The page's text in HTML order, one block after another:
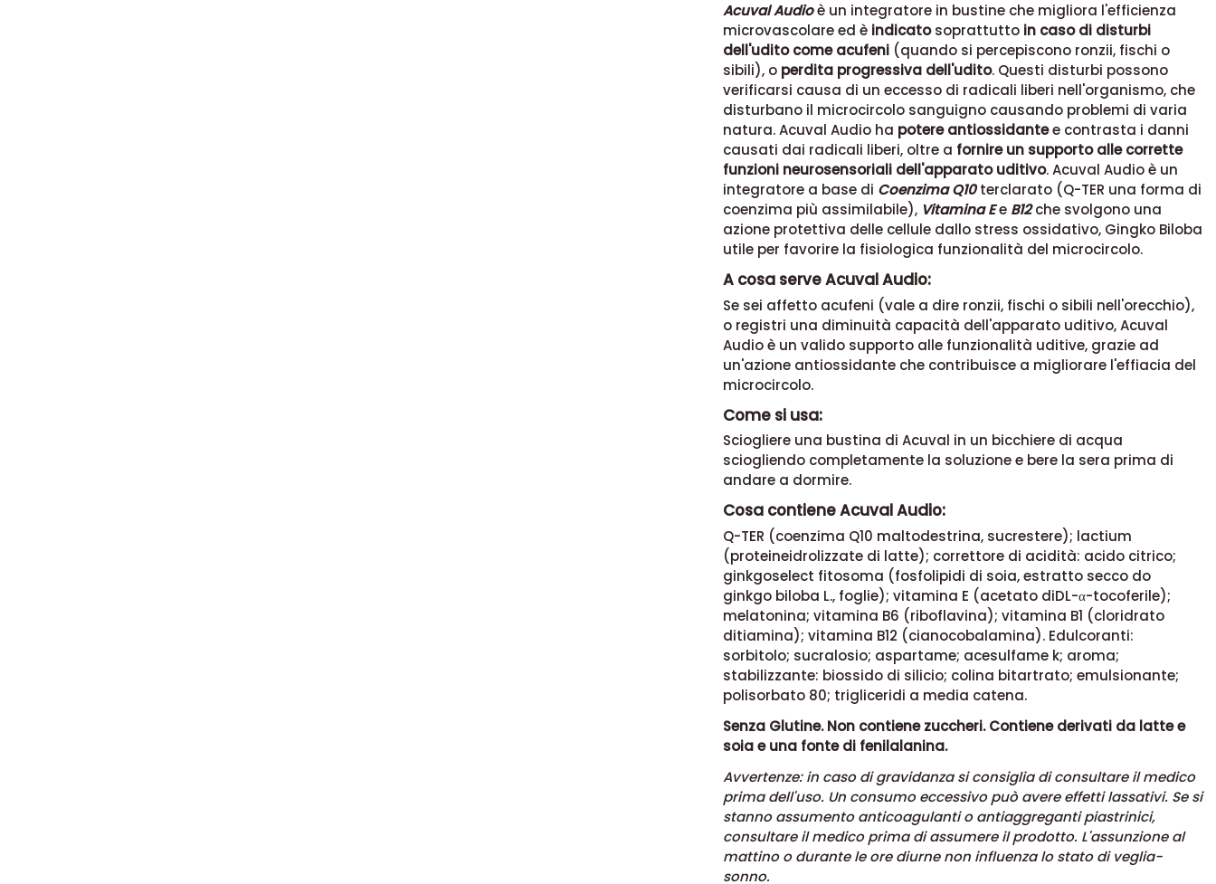
Acuval Audioè un integratore in bustine che migliora l'efficienza
microvascolare ed èindicatosoprattutto in caso di disturbi
dell'udito come acufeni(quando si percepiscono ronzii, fischi o
sibili), o perdita progressiva dell'udito. Questi disturbi possono
verificarsi causa di un eccesso di radicali liberi nell'organismo, che
disturbano il microcircolo sanguigno causando problemi di varia
natura. Acuval Audio ha potere antiossidantee contrasta i danni
causati dai radicali liberi, oltre a fornire un supporto alle corrette
funzioni neurosensoriali dell'apparato uditivo. Acuval Audio è un
integratore a base di Coenzima Q10terclarato (Q-TER una forma di
coenzima più assimilabile), Vitamina Ee B12che svolgono una
azione protettiva delle cellule dallo stress ossidativo, Gingko Biloba
utile per favorire la fisiologica funzionalità del microcircolo.
A cosa serve Acuval Audio:
Se sei affetto acufeni (vale a dire ronzii, fischi o sibili nell'orecchio),
o registri una diminuità capacità dell'apparato uditivo, Acuval
Audio è un valido supporto alle funzionalità uditive, grazie ad
un'azione antiossidante che contribuisce a migliorare l'effiacia del
microcircolo.
Come si usa:
Sciogliere una bustina di Acuval in un bicchiere di acqua
sciogliendo completamente la soluzione e bere la sera prima di
andare a dormire.
Cosa contiene Acuval Audio:
Q-TER (coenzima Q10 maltodestrina, sucrestere); lactium
(proteineidrolizzate di latte); correttore di acidità: acido citrico;
ginkgoselect fitosoma (fosfolipidi di soia, estratto secco do
ginkgo biloba L., foglie); vitamina E (acetato diDL-α-tocoferile);
melatonina; vitamina B6 (riboflavina); vitamina B1 (cloridrato
ditiamina); vitamina B12 (cianocobalamina). Edulcoranti:
sorbitolo; sucralosio; aspartame; acesulfame k; aroma;
stabilizzante: biossido di silicio; colina bitartrato; emulsionante;
polisorbato 80; trigliceridi a media catena.
Senza Glutine. Non contiene zuccheri. Contiene derivati da latte e
soia e una fonte di fenilalanina.
Avvertenze: in caso di gravidanza si consiglia di consultare il medico
prima dell'uso. Un consumo eccessivo può avere effetti lassativi. Se si
stanno assumento anticoagulanti o antiaggreganti piastrinici,
consultare il medico prima di assumere il prodotto. L'assunzione al
mattino o durante le ore diurne non influenza lo stato di veglia-
sonno.